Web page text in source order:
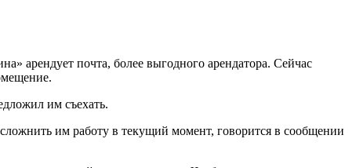
арендует почта, более выгодного арендатора. Сейчас
им съехать.
им работу в текущий момент, говорится в сообщении